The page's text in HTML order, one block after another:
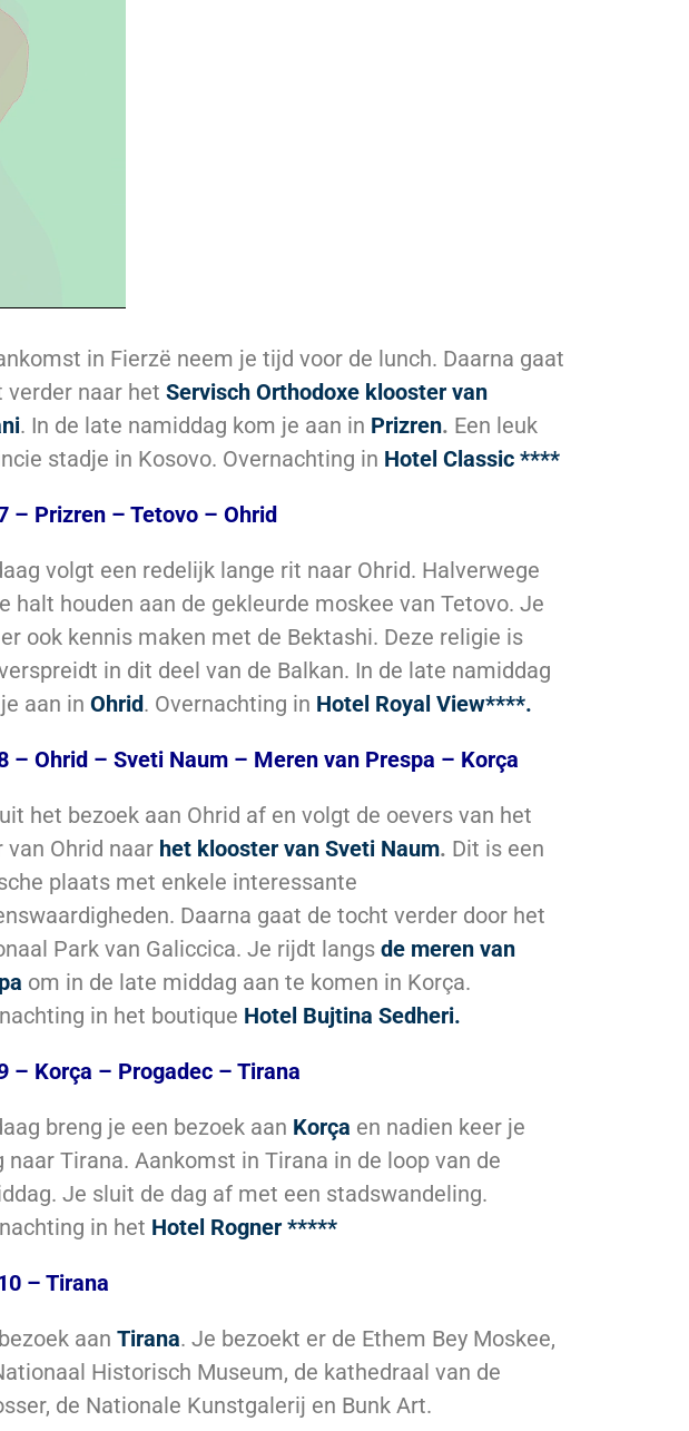
in Fierzë neem je tijd voor de lunch. Daarna gaat
verder naar het Servisch Orthodoxe klooster van
. In de late namiddag kom je aan in Prizren. Een leuk
stadje in Kosovo. Overnachting in Hotel Classic ****
– Prizren – Tetovo – Ohrid
volgt een redelijk lange rit naar Ohrid. Halverwege
halt houden aan de gekleurde moskee van Tetovo. Je
ook kennis maken met de Bektashi. Deze religie is
in dit deel van de Balkan. In de late namiddag
aan in Ohrid. Overnachting in Hotel Royal View****.
– Ohrid – Sveti Naum – Meren van Prespa – Korça
het bezoek aan Ohrid af en volgt de oevers van het
van Ohrid naar het klooster van Sveti Naum. Dit is een
plaats met enkele interessante
Daarna gaat de tocht verder door het
Park van Galiccica. Je rijdt langs de meren van
om in de late middag aan te komen in Korça.
in het boutique Hotel Bujtina Sedheri.
– Korça – Progadec – Tirana
breng je een bezoek aan Korça en nadien keer je
naar Tirana. Aankomst in Tirana in de loop van de
Je sluit de dag af met een stadswandeling.
in het Hotel Rogner *****
– Tirana
aan Tirana. Je bezoekt er de Ethem Bey Moskee,
Historisch Museum, de kathedraal van de
de Nationale Kunstgalerij en Bunk Art.